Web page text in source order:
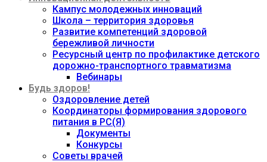
Кампус молодежных инноваций
Школа – территория здоровья
Развитие компетенций здоровой
бережливой личности
Ресурсный центр по профилактике детского
дорожно-транспортного травматизма
Вебинары
Будь здоров!
Оздоровление детей
Координаторы формирования здорового
питания в РС(Я)
Документы
Конкурсы
Советы врачей